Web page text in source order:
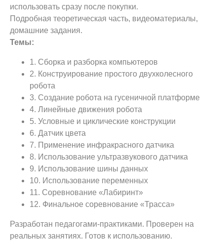
использовать сразу после покупки.
Подробная теоретическая часть, видеоматериалы,
домашние задания.
Темы:
1. Сборка и разборка компьютеров
2. Конструирование простого двухколесного
робота
3. Создание робота на гусеничной платформе
4. Линейные движения робота
5. Условные и циклические конструкции
6. Датчик цвета
7. Применение инфракрасного датчика
8. Использование ультразвукового датчика
9. Использование шины данных
10. Использование переменных
11. Соревнование «Лабиринт»
12. Финальное соревнование «Трасса»
Разработан педагогами-практиками. Проверен на
реальных занятиях. Готов к использованию.